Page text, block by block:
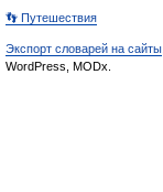
👣 Путешествия
Экспорт словарей на сайты
WordPress, MODx.